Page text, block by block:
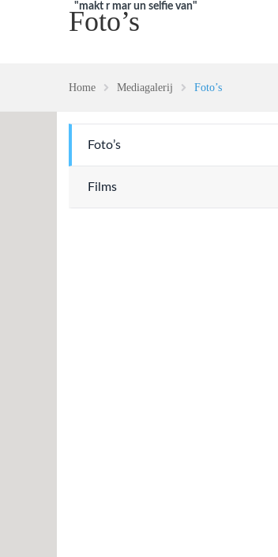
"makt r mar un selfie van"
Foto’s
Home Mediagalerij Foto’s
Foto’s
Films